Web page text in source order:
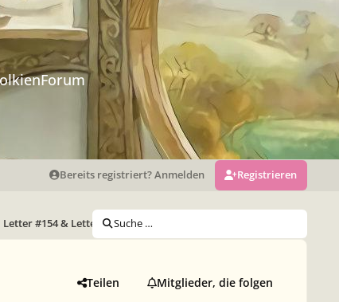
Bereits registriert? Anmelden Registrieren
Letter #154 & Letter #155Suche …
Teilen Mitglieder, die folgen